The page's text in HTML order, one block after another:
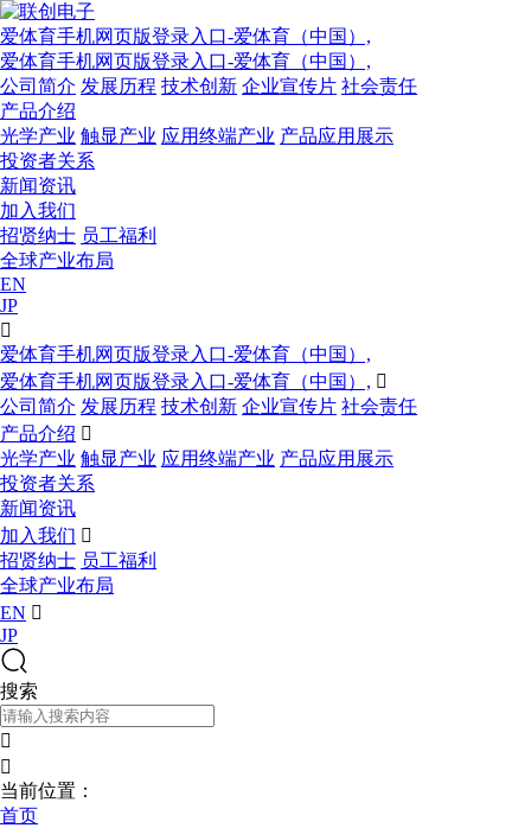
爱体育手机网页版登录入口-爱体育（中国）,
爱体育手机网页版登录入口-爱体育（中国）,
公司简介 发展历程 技术创新 企业宣传片 社会责任
产品介绍
光学产业 触显产业 应用终端产业 产品应用展示
投资者关系
新闻资讯
加入我们
招贤纳士 员工福利
全球产业布局
EN
JP

爱体育手机网页版登录入口-爱体育（中国）,
爱体育手机网页版登录入口-爱体育（中国）, 
公司简介 发展历程 技术创新 企业宣传片 社会责任
产品介绍 
光学产业 触显产业 应用终端产业 产品应用展示
投资者关系
新闻资讯
加入我们 
招贤纳士 员工福利
全球产业布局
EN 
JP
搜索


当前位置：
首页